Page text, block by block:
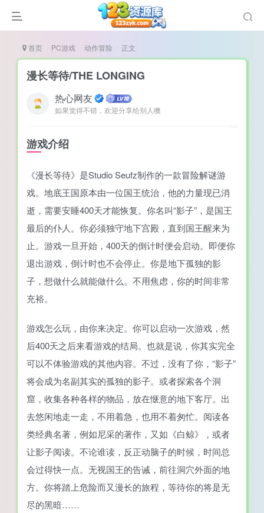
首页 PC游戏 动作冒险 正文
漫长等待/THE LONGING
热心网友
如果觉得不错，欢迎分享给别人噢
游戏介绍
《漫长等待》是Studio Seufz制作的一款冒险解谜游
戏。地底王国原本由一位国王统治，他的力量现已消
逝，需要安睡400天才能恢复。你名叫“影子”，是国王
最后的仆人。你必须独守地下宫殿，直到国王醒来为
止。游戏一旦开始，400天的倒计时便会启动。即便你
退出游戏，倒计时也不会停止。你是地下孤独的影
子，想做什么就能做什么。不用焦虑，你的时间非常
充裕。
游戏怎么玩，由你来决定。你可以启动一次游戏，然
后400天之后来看游戏的结局。也就是说，你其实完全
可以不体验游戏的其他内容。不过，没有了你，“影子”
将会成为名副其实的孤独的影子。或者探索各个洞
窟，收集各种各样的物品，放在惬意的地下客厅。出
去悠闲地走一走，不用着急，也用不着匆忙。阅读各
类经典名著，例如尼采的著作，又如《白鲸》，或者
让影子阅读。不论谁读，反正动脑子的时候，时间总
会过得快一点。无视国王的告诫，前往洞穴外面的地
方。你将踏上危险而又漫长的旅程，等待你的将是无
尽的黑暗……